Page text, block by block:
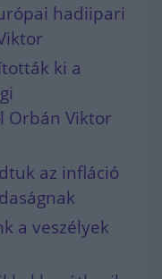
hadiipari
ki a
Orbán Viktor
az infláció
a veszélyek